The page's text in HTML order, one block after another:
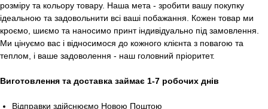
розміру та кольору товару. Наша мета - зробити вашу покупку
ідеальною та задовольнити всі ваші побажання. Кожен товар ми
кроємо, шиємо та наносимо принт індивідуально під замовлення.
Ми цінуємо вас і відносимося до кожного клієнта з повагою та
теплом, і ваше задоволення - наш головний пріоритет.
Виготовлення та доставка займає 1-7 робочих днів
Відправки здійснюємо Новою Поштою